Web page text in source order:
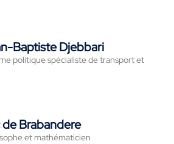
Baptiste Djebbari
politique spécialiste de transport et
de Brabandere
et mathématicien